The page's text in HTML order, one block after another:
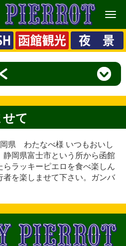
メ
ニ
ュ
ー
て
県 わたなべ様 いつもおいし
岡県富士市という所から函館
ラッキーピエロを食べ楽しん
を楽しませて下さい。ガンバ